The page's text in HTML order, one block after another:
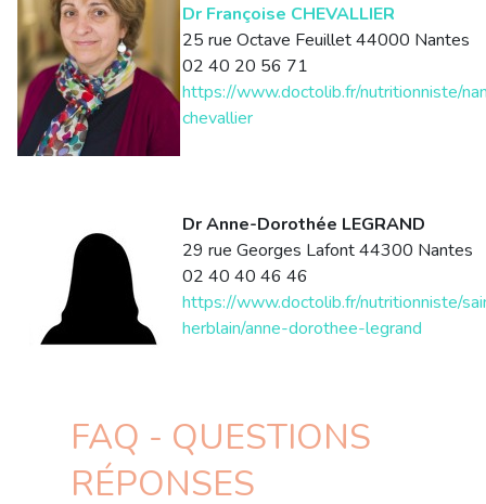
Dr Françoise CHEVALLIER
25 rue Octave Feuillet 44000 Nantes
02 40 20 56 71
https://www.doctolib.fr/nutritionniste/
chevallier
Dr Anne-Dorothée LEGRAND
29 rue Georges Lafont 44300 Nantes
02 40 40 46 46
https://www.doctolib.fr/nutritionniste/
herblain/anne-dorothee-legrand
FAQ - QUESTIONS
RÉPONSES